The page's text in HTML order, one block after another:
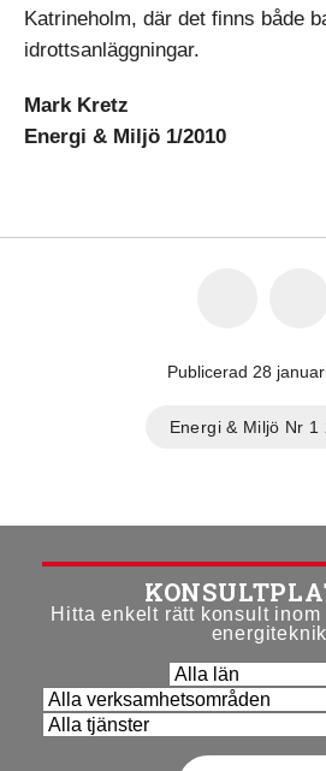
Katrineholm, där det finns både
idrottsanläggningar.
Mark Kretz
Energi & Miljö 1/2010
Publicerad 28
Energi & Miljö Nr 1
Hitta enkelt rätt konsult
energiteknik